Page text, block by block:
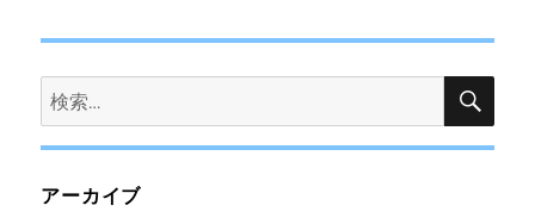
検
索:
検
アーカイブ